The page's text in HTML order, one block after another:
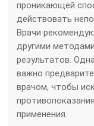
проникающей
действовать
Врачи
другими
результатов.
важно
врачом, чтобы
применения.